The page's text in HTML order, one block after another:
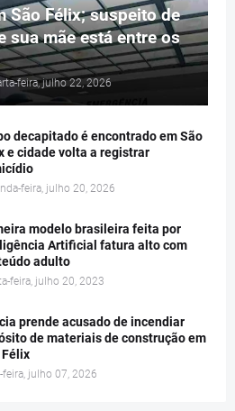
São Félix; suspeito de
sua mãe está entre os
feira, julho 22, 2026
decapitado é encontrado em São
e cidade volta a registrar
feira, julho 20, 2026
modelo brasileira feita por
Artificial fatura alto com
adulto
feira, julho 20, 2023
prende acusado de incendiar
de materiais de construção em
Félix
feira, julho 07, 2026